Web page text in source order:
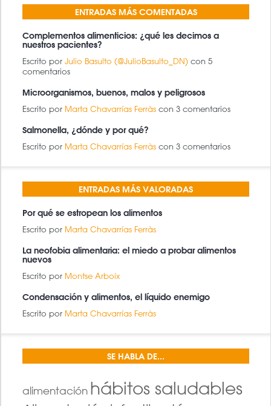
ENTRADAS MÁS COMENTADAS
Complementos alimenticios: ¿qué les decimos a
nuestros pacientes?
Escrito por Julio Basulto (@JulioBasulto_DN) con 5
comentarios
Microorganismos, buenos, malos y peligrosos
Escrito por Marta Chavarrías Ferràs con 3 comentarios
Salmonella, ¿dónde y por qué?
Escrito por Marta Chavarrías Ferràs con 3 comentarios
ENTRADAS MÁS VALORADAS
Por qué se estropean los alimentos
Escrito por Marta Chavarrías Ferràs
La neofobia alimentaria: el miedo a probar alimentos
nuevos
Escrito por Montse Arboix
Condensación y alimentos, el líquido enemigo
Escrito por Marta Chavarrías Ferràs
SE HABLA DE...
alimentación hábitos saludables